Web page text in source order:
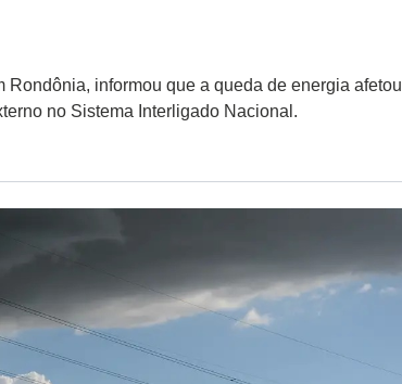
informou que a queda de energia afetou
no Sistema Interligado Nacional.